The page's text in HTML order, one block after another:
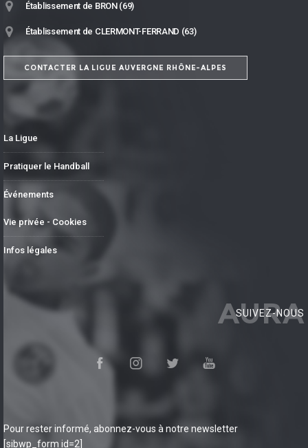
Établissement de BRON (69)
Établissement de CLERMONT-FERRAND (63)
CONTACTER LA LIGUE AUVERGNE RHÔNE-ALPES
La Ligue
Pratiquer le Handball
Événements
Vie privée - Cookies
Infos légales
AURA
SUIVEZ-NOUS
Pour rester informé, abonnez-vous à notre newsletter
[sibwp_form id=2]